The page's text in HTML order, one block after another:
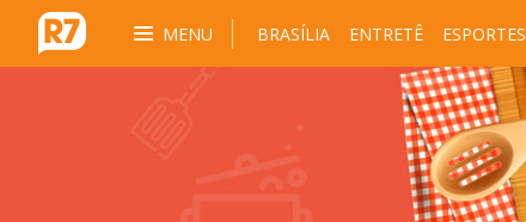
MENU BRASÍLIA ENTRETÊ ESPORTES